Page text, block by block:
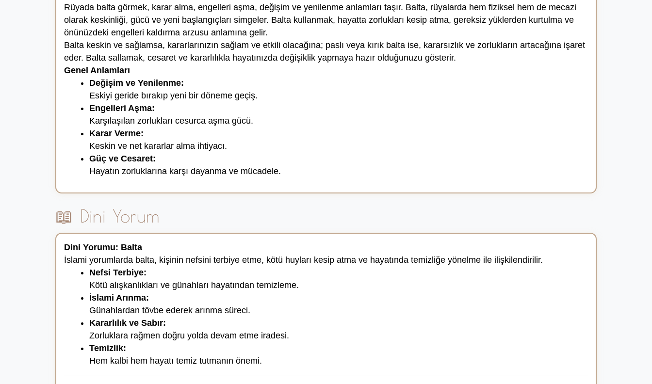
Rüyada balta görmek, karar alma, engelleri aşma, değişim ve yenilenme anlamları taşır. Balta, rüyalarda hem fiziksel hem de mecazi
olarak keskinliği, gücü ve yeni başlangıçları simgeler. Balta kullanmak, hayatta zorlukları kesip atma, gereksiz yüklerden kurtulma ve
önünüzdeki engelleri kaldırma arzusu anlamına gelir.
Balta keskin ve sağlamsa, kararlarınızın sağlam ve etkili olacağına; paslı veya kırık balta ise, kararsızlık ve zorlukların artacağına işaret
eder. Balta sallamak, cesaret ve kararlılıkla hayatınızda değişiklik yapmaya hazır olduğunuzu gösterir.
Genel Anlamları
Değişim ve Yenilenme:
Eskiyi geride bırakıp yeni bir döneme geçiş.
Engelleri Aşma:
Karşılaşılan zorlukları cesurca aşma gücü.
Karar Verme:
Keskin ve net kararlar alma ihtiyacı.
Güç ve Cesaret:
Hayatın zorluklarına karşı dayanma ve mücadele.
📖 Dini Yorum
Dini Yorumu: Balta
İslami yorumlarda balta, kişinin nefsini terbiye etme, kötü huyları kesip atma ve hayatında temizliğe yönelme ile ilişkilendirilir.
Nefsi Terbiye:
Kötü alışkanlıkları ve günahları hayatından temizleme.
İslami Arınma:
Günahlardan tövbe ederek arınma süreci.
Kararlılık ve Sabır:
Zorluklara rağmen doğru yolda devam etme iradesi.
Temizlik:
Hem kalbi hem hayatı temiz tutmanın önemi.